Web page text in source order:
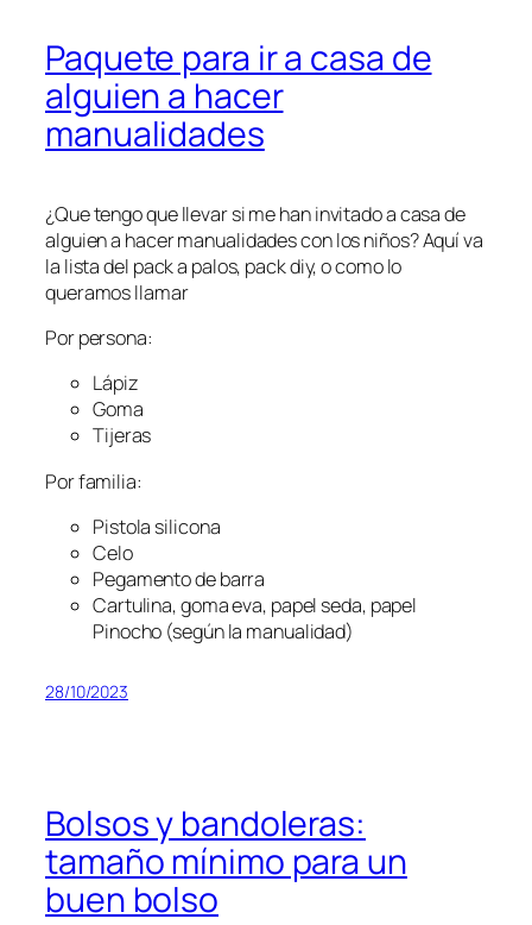
Paquete para ir a casa de
alguien a hacer
manualidades
¿Que tengo que llevar si me han invitado a casa de
alguien a hacer manualidades con los niños? Aquí va
la lista del pack a palos, pack diy, o como lo
queramos llamar
Por persona:
Lápiz
Goma
Tijeras
Por familia:
Pistola silicona
Celo
Pegamento de barra
Cartulina, goma eva, papel seda, papel
Pinocho (según la manualidad)
28/10/2023
Bolsos y bandoleras:
tamaño mínimo para un
buen bolso